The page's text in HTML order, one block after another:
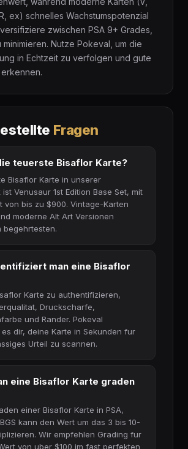
ex) schnelles Wachstumspotenzial
zwischen PSA 9+ Grades,
minimieren. Nutze Pokeval, um die
in Echtzeit zu verfolgen und gute
Fragen
teuerste Bisaflor Karte?
Bisaflor Karte in unserer
ist Venusaur 1st Edition Base Set, mit
von bis zu $900. Vintage-Karten
moderne Alt Art Versionen
begehrtesten.
man eine Bisaflor
Karte zu authentifizieren,
Druckscharfe,
und Rander. Pokeval
dir, deine Karte in Sekunden fur
Urteil zu scannen.
eine Bisaflor Karte graden
einer Bisaflor Karte in PSA,
kann den Wert um das 3 bis 10-
Wir empfehlen Grading fur
von uber $100 im fast perfekten